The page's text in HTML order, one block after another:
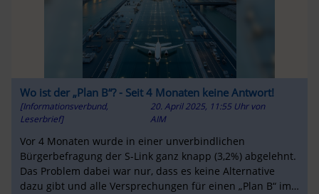
Wo ist der „Plan B“? - Seit 4 Monaten keine Antwort!
[Informationsverbund,
Leserbrief]
20. April 2025, 11:55 Uhr von
AIM
Vor 4 Monaten wurde in einer unverbindlichen
Bürgerbefragung der S-Link ganz knapp (3,2%) abgelehnt.
Das Problem dabei war nur, dass es keine Alternative
dazu gibt und alle Versprechungen für einen „Plan B“ im